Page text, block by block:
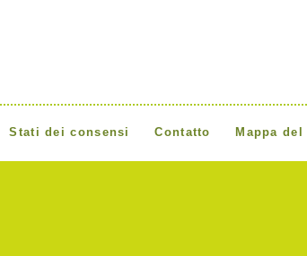
Stati dei consensi Contatto Mappa